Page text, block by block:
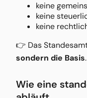
keine
keine
keine
👉 Das
sondern die Basis.
Wie eine